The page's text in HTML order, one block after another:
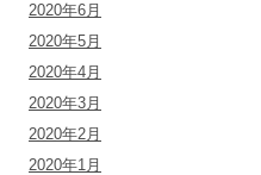
2020年6月
2020年5月
2020年4月
2020年3月
2020年2月
2020年1月